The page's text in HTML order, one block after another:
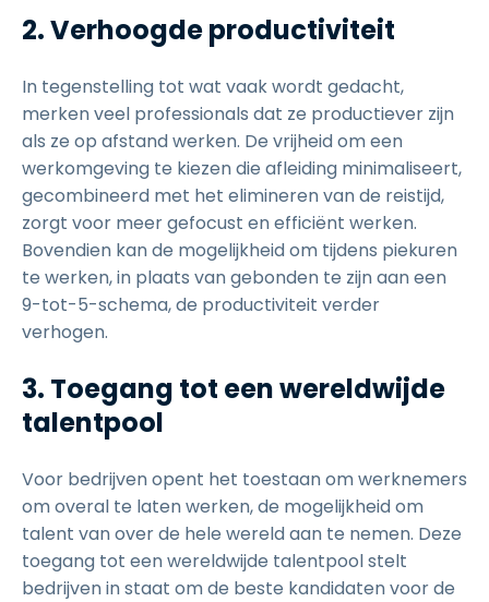
2. Verhoogde productiviteit
In tegenstelling tot wat vaak wordt gedacht,
merken veel professionals dat ze productiever zijn
als ze op afstand werken. De vrijheid om een
werkomgeving te kiezen die afleiding minimaliseert,
gecombineerd met het elimineren van de reistijd,
zorgt voor meer gefocust en efficiënt werken.
Bovendien kan de mogelijkheid om tijdens piekuren
te werken, in plaats van gebonden te zijn aan een
9-tot-5-schema, de productiviteit verder
verhogen.
3. Toegang tot een wereldwijde
talentpool
Voor bedrijven opent het toestaan om werknemers
om overal te laten werken, de mogelijkheid om
talent van over de hele wereld aan te nemen. Deze
toegang tot een wereldwijde talentpool stelt
bedrijven in staat om de beste kandidaten voor de